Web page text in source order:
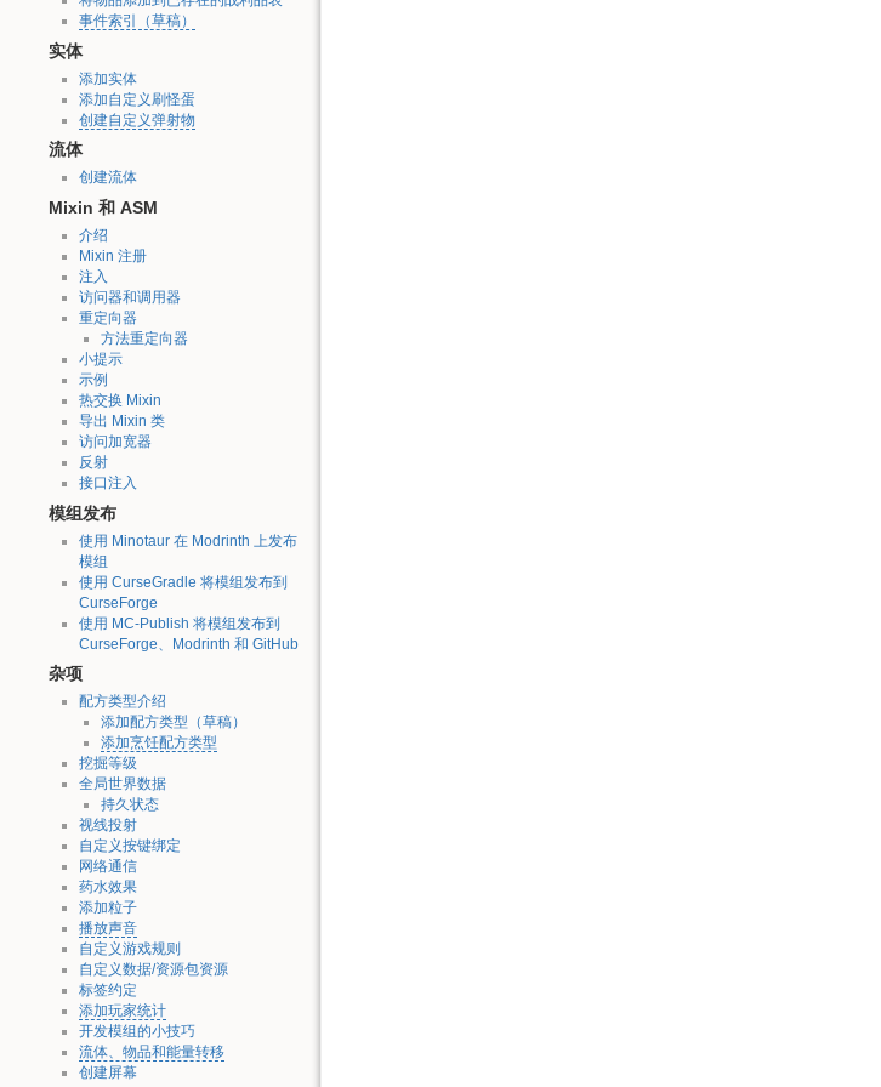
事件索引（草稿）
实体
添加实体
添加自定义刷怪蛋
创建自定义弹射物
流体
创建流体
Mixin 和 ASM
介绍
Mixin 注册
注入
访问器和调用器
重定向器
方法重定向器
小提示
示例
热交换 Mixin
导出 Mixin 类
访问加宽器
反射
接口注入
模组发布
使用 Minotaur 在 Modrinth 上发布
模组
使用 CurseGradle 将模组发布到
CurseForge
使用 MC-Publish 将模组发布到
CurseForge、Modrinth 和 GitHub
杂项
配方类型介绍
添加配方类型（草稿）
添加烹饪配方类型
挖掘等级
全局世界数据
持久状态
视线投射
自定义按键绑定
网络通信
药水效果
添加粒子
播放声音
自定义游戏规则
自定义数据/资源包资源
标签约定
添加玩家统计
开发模组的小技巧
流体、物品和能量转移
创建屏幕